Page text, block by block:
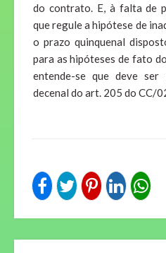
do contrato. E, à falta de
que regule a hipótese de
o prazo quinquenal
para as hipóteses de fato
entende-se que deve
decenal do art. 205 do CC/